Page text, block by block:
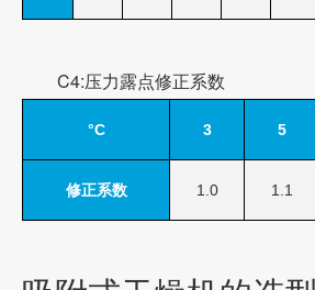
C4:压力露点修正系数
°C 3 5
修正系数 1.0 1.1